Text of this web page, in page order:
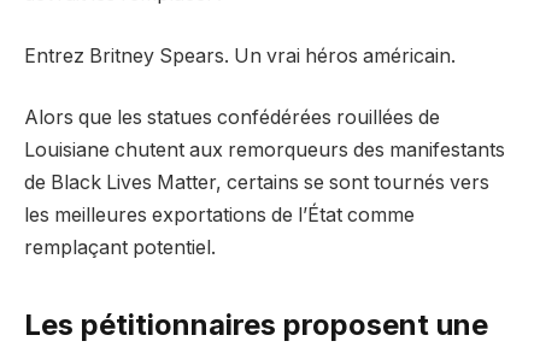
Entrez Britney Spears. Un vrai héros américain.
Alors que les statues confédérées rouillées de
Louisiane chutent aux remorqueurs des manifestants
de Black Lives Matter, certains se sont tournés vers
les meilleures exportations de l’État comme
remplaçant potentiel.
Les pétitionnaires proposent une